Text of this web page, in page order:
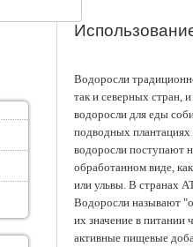
Водоросли
так и северных стран,
водоросли для еды
подводных
водоросли поступают
обработанном виде,
или ульвы. В странах
Водоросли называют
их значение в питании
активные пищевые